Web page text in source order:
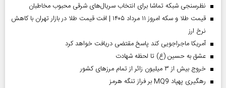
نظرسنجی شبکه تماشا برای انتخاب سریال‌های شرقی محبوب مخاطبان
قیمت طلا و سکه امروز ۱۱ مرداد ۱۴۰۵ | افت قیمت طلا در بازار تهران با کاهش
نرخ ارز
آمریکا ماجراجویی کند پاسخ مقتضی دریافت خواهد کرد
عشق به حسین (ع) تا لحظه شهادت
خروج بیش از ۳ میلیون زائر از تمام مرز‌های کشور
رهگیری پهپاد MQ9 بر فراز تنگه هرمز